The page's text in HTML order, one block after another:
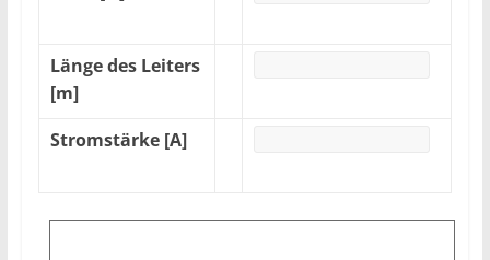
Länge des Leiters
[m]
Stromstärke [A]